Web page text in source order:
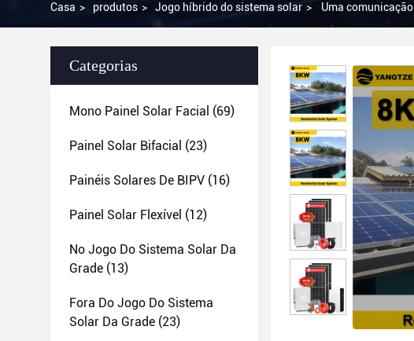
Casa > produtos > Jogo híbrido do sistema solar > Uma
Categorias
Mono Painel Solar Facial (69)
Painel Solar Bifacial (23)
Painéis Solares De BIPV (16)
Painel Solar Flexível (12)
No Jogo Do Sistema Solar Da
Grade (13)
Fora Do Jogo Do Sistema
Solar Da Grade (23)